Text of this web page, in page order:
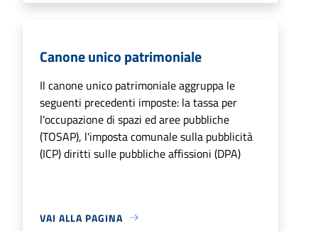
Canone unico patrimoniale
Il canone unico patrimoniale aggruppa le
seguenti precedenti imposte: la tassa per
l'occupazione di spazi ed aree pubbliche
(TOSAP), l'imposta comunale sulla pubblicità
(ICP) diritti sulle pubbliche affissioni (DPA)
VAI ALLA PAGINA